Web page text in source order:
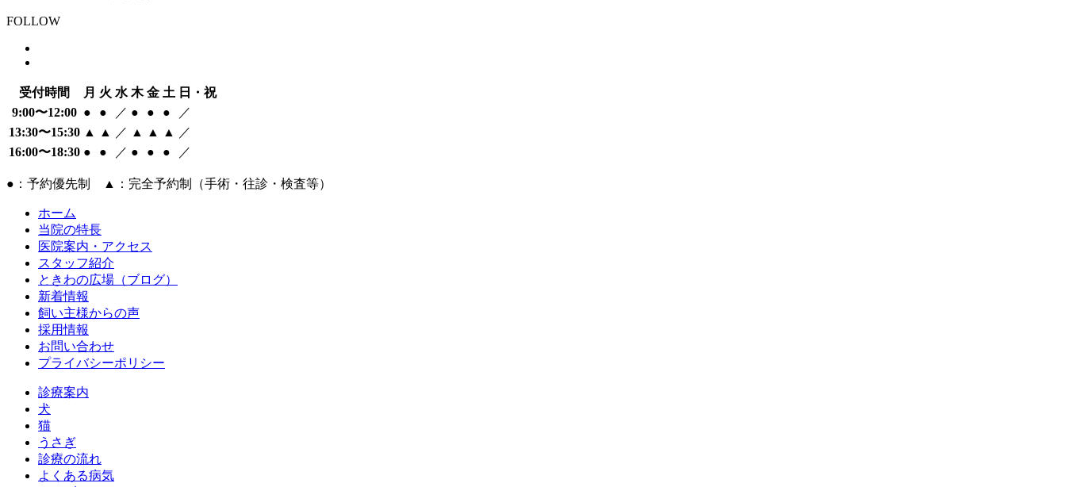
FOLLOW
受付時間 月 火 水 木 金 土 日・祝
9:00〜12:00 ● ● ／ ● ● ●
／
13:30〜15:30 ▲ ▲ ／ ▲ ▲ ▲
／
16:00〜18:30 ● ● ／ ● ● ● ／
●：予約優先制 ▲：完全予約制（手術・往診・検査等）
ホーム
当院の特長
医院案内・アクセス
スタッフ紹介
ときわの広場（ブログ）
新着情報
飼い主様からの声
採用情報
お問い合わせ
プライバシーポリシー
診療案内
犬
猫
うさぎ
診療の流れ
よくある病気